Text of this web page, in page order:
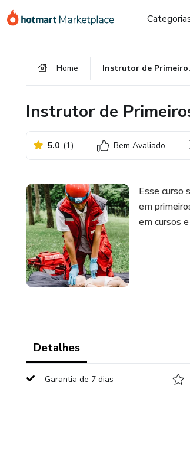
para
para
para
Home
Instrutor de
5.0 (1) Bem Avaliado
Esse curso
em
em cursos
Detalhes
Garantia de 7 dias